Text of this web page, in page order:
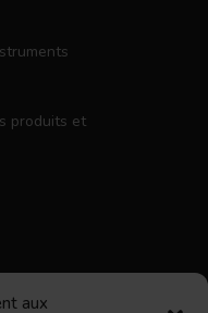
aux
produits et